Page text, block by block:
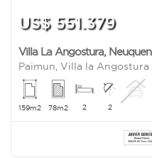
US$ 551.379
Villa La Angostura, Neuquen
Paimun, Villa la Angostura
159m2 78m2 2 2